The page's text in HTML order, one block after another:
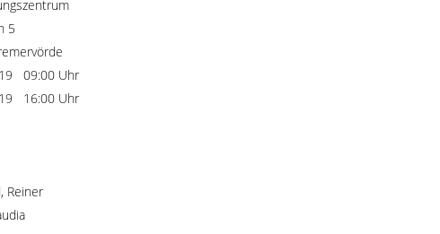
5
09:00 Uhr
16:00 Uhr
Reiner